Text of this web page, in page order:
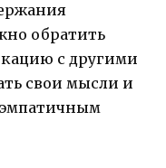
обратить
с другими
свои мысли и